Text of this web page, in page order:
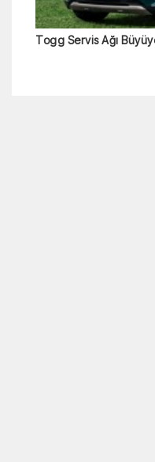
Togg Servis Ağı